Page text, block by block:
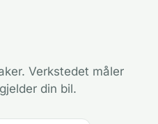
Verkstedet måler
din bil.